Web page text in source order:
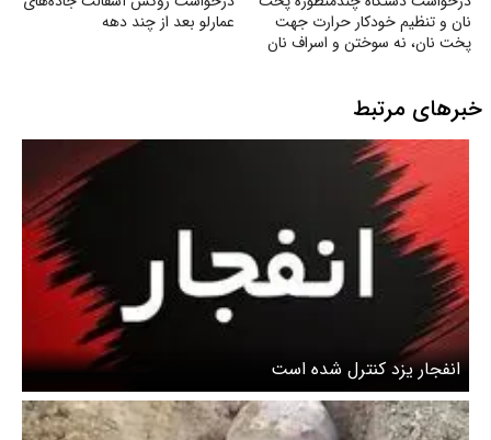
نان و تنظیم خودکار حرارت جهت
پخت نان، نه سوختن و اسراف نان
عمارلو بعد از چند دهه
خبرهای مرتبط
انفجار یزد کنترل شده است